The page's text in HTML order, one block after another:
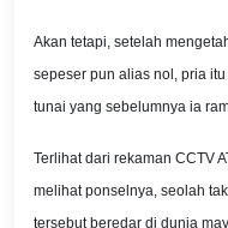
Akan tetapi, setelah
sepeser pun alias nol, pria
tunai yang sebelumnya ia
Terlihat dari rekaman CCTV
melihat ponselnya, seolah
tersebut beredar di dunia